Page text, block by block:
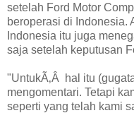
setelah Ford Motor
beroperasi di Indonesia.
Indonesia itu juga
saja setelah keputusan
"UntukÃ‚Â hal itu
mengomentari. Tetapi
seperti yang telah kami